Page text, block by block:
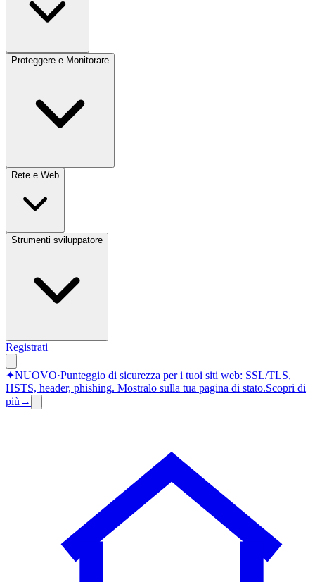
Proteggere e Monitorare
Rete e Web
Strumenti sviluppatore
Registrati
✦NUOVO·Punteggio di sicurezza per i tuoi siti web: SSL/TLS,
HSTS, header, phishing. Mostralo sulla tua pagina di stato.Scopri di
più →